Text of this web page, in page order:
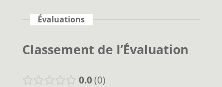
Évaluations
Classement de l’Évaluation
0.0 0